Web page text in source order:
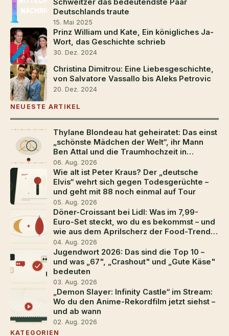
Schweitzer das bedeutendste Paar
Deutschlands traute
15. Mai 2025
Prinz William und Kate, Ein königliches Ja-
Wort, das Geschichte schrieb
30. Dez. 2024
Christina Dimitrou: Eine Liebesgeschichte,
von Salvatore Vassallo bis Aleks Petrovic
20. Dez. 2024
NEUESTE ARTIKEL
Thylane Blondeau hat geheiratet: Das einst
„schönste Mädchen der Welt“, ihr Mann
Ben Attal und die Traumhochzeit in
Südfrankreich
06. Aug. 2026
Wie alt ist Peter Kraus? Der „deutsche
Elvis“ wehrt sich gegen Todesgerüchte –
und geht mit 88 noch einmal auf Tour
05. Aug. 2026
Döner-Croissant bei Lidl: Was im 7,99-
Euro-Set steckt, wo du es bekommst – und
wie aus dem Aprilscherz der Food-Trend
2026 wurde
04. Aug. 2026
Jugendwort 2026: Das sind die Top 10 –
und was „67", „Crashout" und „Gute Käse"
bedeuten
03. Aug. 2026
„Demon Slayer: Infinity Castle“ im Stream:
Wo du den Anime-Rekordfilm jetzt siehst –
und ab wann
02. Aug. 2026
KATEGORIEN